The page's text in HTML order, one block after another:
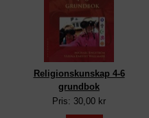
Religionskunskap 4-6
grundbok
Pris: 30,00 kr